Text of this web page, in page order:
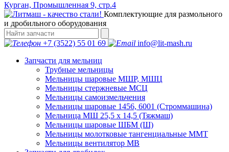
Курган, Промышленная 9, стр.4
Комплектующие для размольного
и дробильного оборудования
+7 (3522) 55 01 69
info@lit-mash.ru
Запчасти для мельниц
Трубные мельницы
Мельницы шаровые МШР, МШЦ
Мельницы стержневые МСЦ
Мельницы самоизмельчения
Мельницы шаровые 1456, 6001 (Строммашина)
Мельница МШ 25,5 х 14,5 (Тяжмаш)
Мельницы шаровые ШБМ (Ш)
Мельницы молотковые тангенциальные ММТ
Мельницы вентилятор МВ